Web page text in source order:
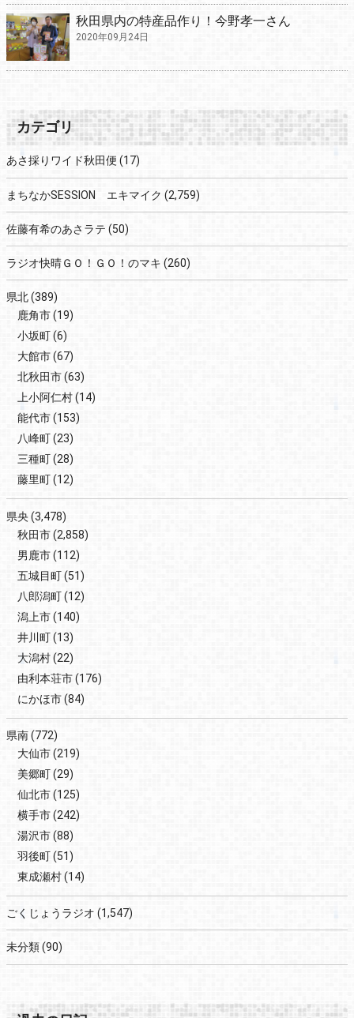
秋田県内の特産品作り！今野孝一さん
2020年09月24日
カテゴリ
あさ採りワイド秋田便 (17)
まちなかSESSION エキマイク (2,759)
佐藤有希のあさラテ (50)
ラジオ快晴ＧＯ！ＧＯ！のマキ (260)
県北(389)
鹿角市(19)
小坂町(6)
大館市(67)
北秋田市(63)
上小阿仁村(14)
能代市(153)
八峰町(23)
三種町(28)
藤里町(12)
県央(3,478)
秋田市(2,858)
男鹿市(112)
五城目町(51)
八郎潟町(12)
潟上市(140)
井川町(13)
大潟村(22)
由利本荘市(176)
にかほ市(84)
県南(772)
大仙市(219)
美郷町(29)
仙北市(125)
横手市(242)
湯沢市(88)
羽後町(51)
東成瀬村(14)
ごくじょうラジオ (1,547)
未分類(90)